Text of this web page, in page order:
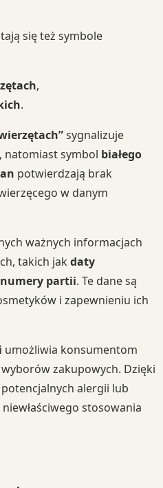
się też symbole
,
.
sygnalizuje
natomiast symbol białego
potwierdzają brak
w danym
ważnych informacjach
takich jak daty
numery partii. Te dane są
i zapewnieniu ich
umożliwia konsumentom
zakupowych. Dzięki
alergii lub
stosowania